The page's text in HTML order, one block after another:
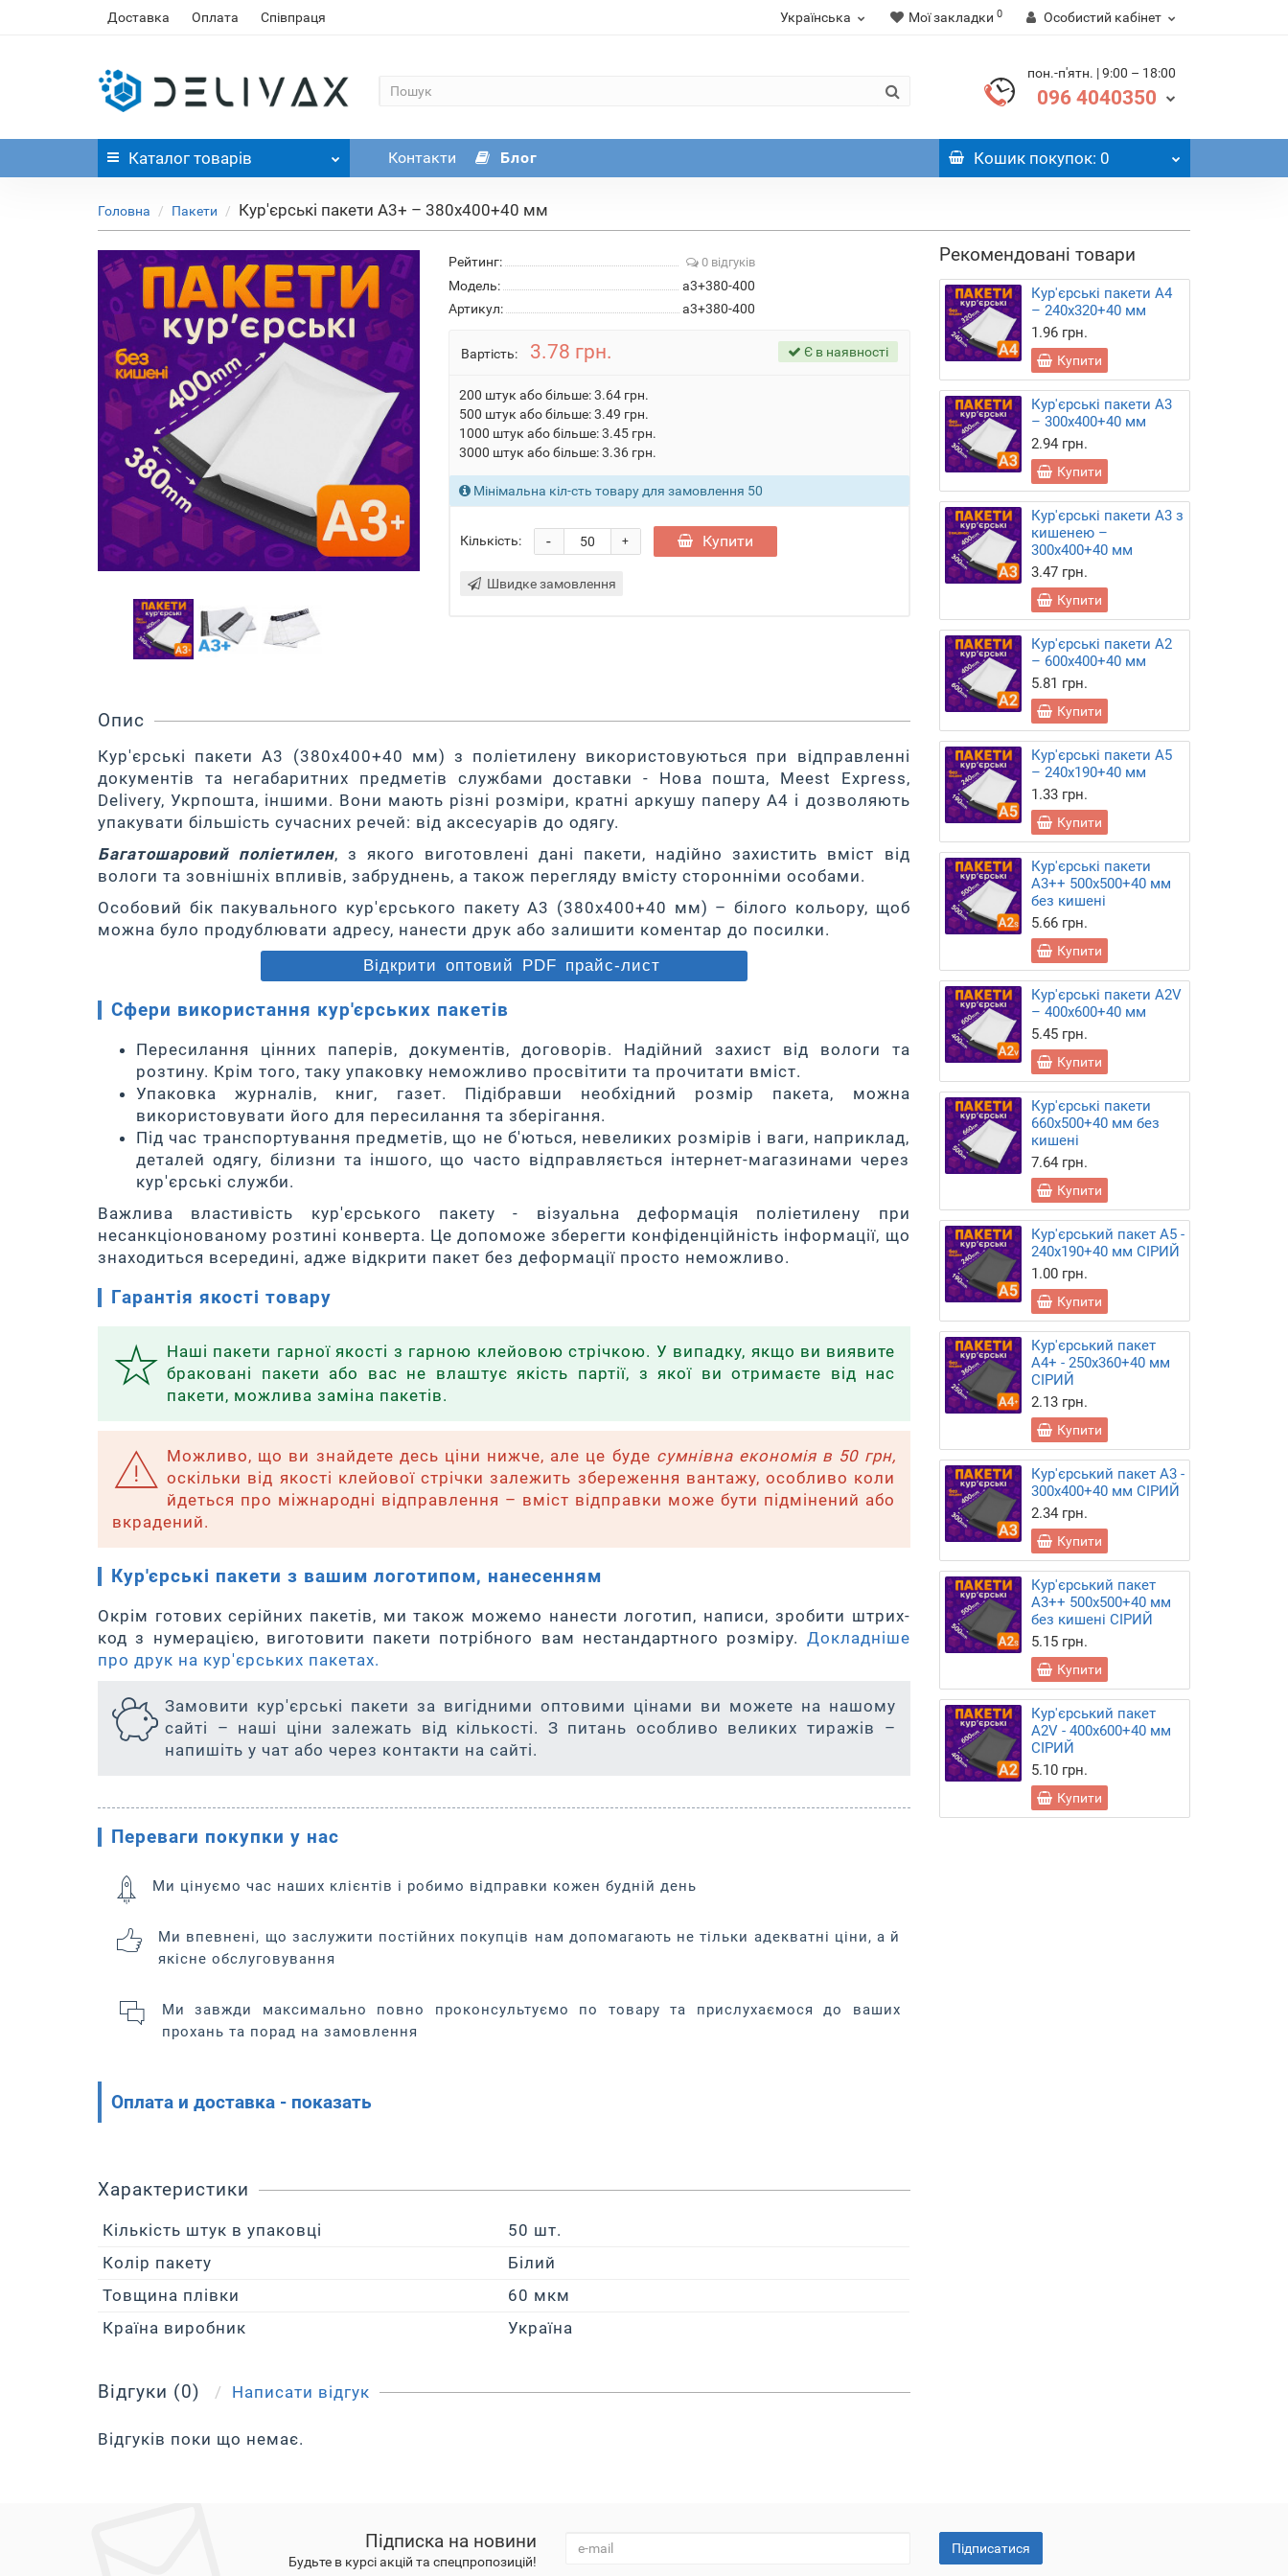
Доставка Оплата Співпраця Українська Мої закладки 0 Особистий кабінет
пон.-п'ятн. | 9:00 – 18:00
096 4040350
Каталог товарів Контакти Блог Кошикпокупок: 0
Головна Пакети Кур'єрські пакети А3+ – 380х400+40 мм
Рейтинг: 0 відгуків
Модель:
a3+380-400
Артикул:
a3+380-400
Вартість: 3.78 грн. Є в наявності
200 штук або більше: 3.64 грн.
500 штук або більше: 3.49 грн.
1000 штук або більше: 3.45 грн.
3000 штук або більше: 3.36 грн.
Мінімальна кіл-сть товару для замовлення 50
Кількість: +
- Купити
Швидке замовлення
Опис
Кур'єрські пакети A3 (380х400+40 мм) з поліетилену використовуються при відправленні
документів та негабаритних предметів службами доставки - Нова пошта, Meest Express,
Delivery, Укрпошта, іншими. Вони мають різні розміри, кратні аркушу паперу А4 і дозволяють
упакувати більшість сучасних речей: від аксесуарів до одягу.
Багатошаровий поліетилен, з якого виготовлені дані пакети, надійно захистить вміст від
вологи та зовнішніх впливів, забруднень, а також перегляду вмісту сторонніми особами.
Особовий бік пакувального кур'єрського пакету A3 (380х400+40 мм) – білого кольору, щоб
можна було продублювати адресу, нанести друк або залишити коментар до посилки.
Відкрити оптовий PDF прайс-лист
Сфери використання кур'єрських пакетів
Пересилання цінних паперів, документів, договорів. Надійний захист від вологи та
розтину. Крім того, таку упаковку неможливо просвітити та прочитати вміст.
Упаковка журналів, книг, газет. Підібравши необхідний розмір пакета, можна
використовувати його для пересилання та зберігання.
Під час транспортування предметів, що не б'ються, невеликих розмірів і ваги, наприклад,
деталей одягу, білизни та іншого, що часто відправляється інтернет-магазинами через
кур'єрські служби.
Важлива властивість кур'єрського пакету - візуальна деформація поліетилену при
несанкціонованому розтині конверта. Це допоможе зберегти конфіденційність інформації, що
знаходиться всередині, адже відкрити пакет без деформації просто неможливо.
Гарантія якості товару
Наші пакети гарної якості з гарною клейовою стрічкою. У випадку, якщо ви виявите
браковані пакети або вас не влаштує якість партії, з якої ви отримаєте від нас
пакети, можлива заміна пакетів.
Можливо, що ви знайдете десь ціни нижче, але це буде сумнівна економія в 50 грн,
оскільки від якості клейової стрічки залежить збереження вантажу, особливо коли
йдеться про міжнародні відправлення – вміст відправки може бути підмінений або
вкрадений.
Кур'єрські пакети з вашим логотипом, нанесенням
Окрім готових серійних пакетів, ми також можемо нанести логотип, написи, зробити штрих-
код з нумерацією, виготовити пакети потрібного вам нестандартного розміру. Докладніше
про друк на кур'єрських пакетах.
Замовити кур'єрські пакети за вигідними оптовими цінами ви можете на нашому
сайті – наші ціни залежать від кількості. З питань особливо великих тиражів –
напишіть у чат або через контакти на сайті.
Переваги покупки у нас
Ми цінуємо час наших клієнтів і робимо відправки кожен будній день
Ми впевнені, що заслужити постійних покупців нам допомагають не тільки адекватні ціни, а й
якісне обслуговування
Ми завжди максимально повно проконсультуємо по товару та прислухаємося до ваших
прохань та порад на замовлення
Оплата и доставка - показать
Характеристики
Кількість штук в упаковці
50 шт.
Колір пакету
Білий
Товщина плівки
60 мкм
Країна виробник
Україна
Відгуки (0) Написати відгук
Відгуків поки що немає.
Рекомендовані товари
Кур'єрські пакети А4
– 240х320+40 мм
1.96 грн.
Купити
Кур'єрські пакети А3
– 300х400+40 мм
2.94 грн.
Купити
Кур'єрські пакети А3 з
кишенею –
300х400+40 мм
3.47 грн.
Купити
Кур'єрські пакети А2
– 600х400+40 мм
5.81 грн.
Купити
Кур'єрські пакети А5
– 240х190+40 мм
1.33 грн.
Купити
Кур'єрські пакети
А3++ 500х500+40 мм
без кишені
5.66 грн.
Купити
Кур'єрські пакети А2V
– 400х600+40 мм
5.45 грн.
Купити
Кур'єрські пакети
660х500+40 мм без
кишені
7.64 грн.
Купити
Кур'єрський пакет А5 -
240х190+40 мм СІРИЙ
1.00 грн.
Купити
Кур'єрський пакет
А4+ - 250х360+40 мм
СІРИЙ
2.13 грн.
Купити
Кур'єрський пакет А3 -
300х400+40 мм СІРИЙ
2.34 грн.
Купити
Кур'єрський пакет
А3++ 500х500+40 мм
без кишені СІРИЙ
5.15 грн.
Купити
Кур'єрський пакет
А2V - 400х600+40 мм
СІРИЙ
5.10 грн.
Купити
Підписка на новини
Будьте в курсі акцій та спецпропозицій!
Підписатися